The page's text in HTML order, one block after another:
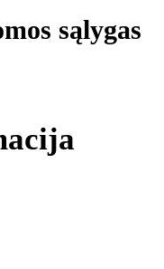
sąlygas